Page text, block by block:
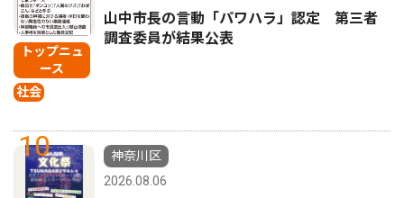
トップニュ
ース
社会
山中市長の言動「パワハラ」認定 第三者
調査委員が結果公表
10
神奈川区
2026.08.06